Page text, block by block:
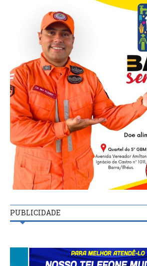
PUBLICIDADE